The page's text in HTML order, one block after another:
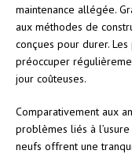
maintenance allégée.
aux méthodes de
conçues pour durer.
préoccuper
jour coûteuses.
Comparativement aux
problèmes liés à
neufs offrent une